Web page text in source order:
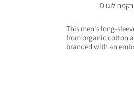
חולצה מכופתרת מכותנה בצבע לבן ובגזרה צרה, עם רקמת לוגו D
This men's long-
from organic cotton
branded with an